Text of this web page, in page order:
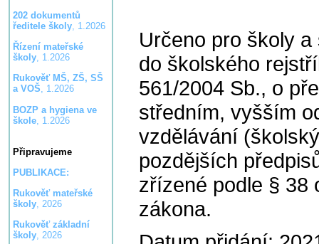
202 dokumentů
ředitele školy, 1.2026
Řízení mateřské
školy, 1.2026
Rukověť MŠ, ZŠ, SŠ
a VOŠ, 1.2026
BOZP a hygiena ve
škole, 1.2026
Připravujeme
PUBLIKACE:
Rukověť mateřské
školy, 2026
Rukověť základní
školy, 2026
Určeno pro školy
do školského
561/2004 Sb., o
středním, vyšším
vzdělávání
pozdějších
zřízené podle § 38
zákona.